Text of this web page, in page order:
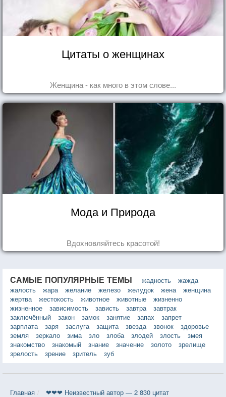
Цитаты о женщинах
Женщина - как много в этом слове...
Мода и Природа
Вдохновляйтесь красотой!
САМЫЕ ПОПУЛЯРНЫЕ ТЕМЫ жадность
жажда
жалость
жара желание железо желудок жена
женщина
жертва
жестокость животное животные
жизненно
жизненное
зависимость зависть завтра
завтрак
заключённый
закон замок занятие запах
запрет
зарплата
заря заслуга защита звезда звонок
здоровье
земля
зеркало зима зло злоба злодей злость
змея
знакомство
знакомый знание значение золото
зрелище
зрелость
зрение зритель зуб
Главная ❤❤❤ Неизвестный автор — 2 830 цитат